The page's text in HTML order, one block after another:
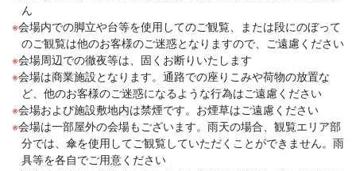
ん
会場内での脚立や台等を使用してのご観覧、または段にのぼって
のご観覧は他のお客様のご迷惑となりますので、ご遠慮ください
会場周辺での徹夜等は、固くお断りいたします
会場は商業施設となります。通路での座りこみや荷物の放置な
ど、他のお客様のご迷惑になるような行為はご遠慮ください
会場および施設敷地内は禁煙です。お煙草はご遠慮ください
会場は一部屋外の会場もございます。雨天の場合、観覧エリア部
分では、傘を使用してご観覧していただくことができません。雨
具等を各自でご用意ください